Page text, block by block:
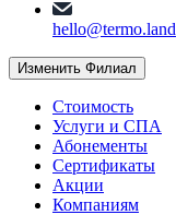
hello@termo.land
Изменить Филиал
Стоимость
Услуги и СПА
Абонементы
Сертификаты
Акции
Компаниям